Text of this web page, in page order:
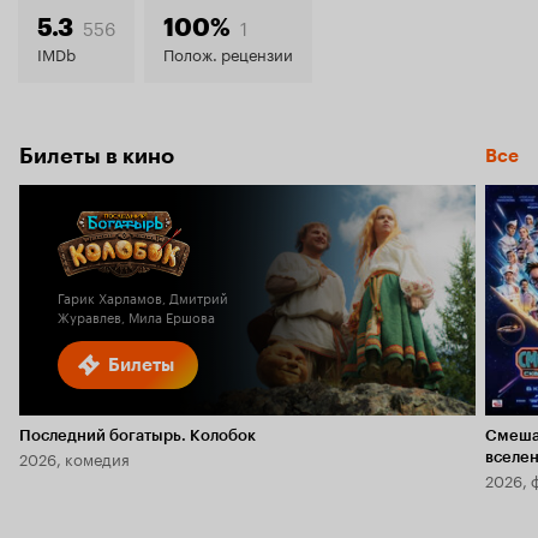
6.0
5.3 556
IMDb
100% 1
Полож. рецензии
Билеты в кино Все
Билеты
Гарик Харламов, Дмитрий
Журавлев, Мила Ершова
Последний богатырь. Колобок
2026, комедия
2026,